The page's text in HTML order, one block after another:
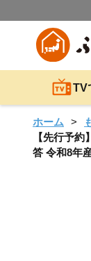
TV
ホーム
【先行予
答 令和8年